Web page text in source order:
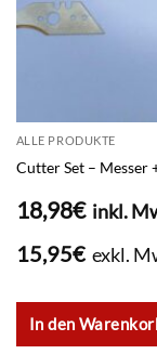
ALLE PRODUKTE
Cutter Set – Messer
18,98€inkl.
15,95€exkl.
In den